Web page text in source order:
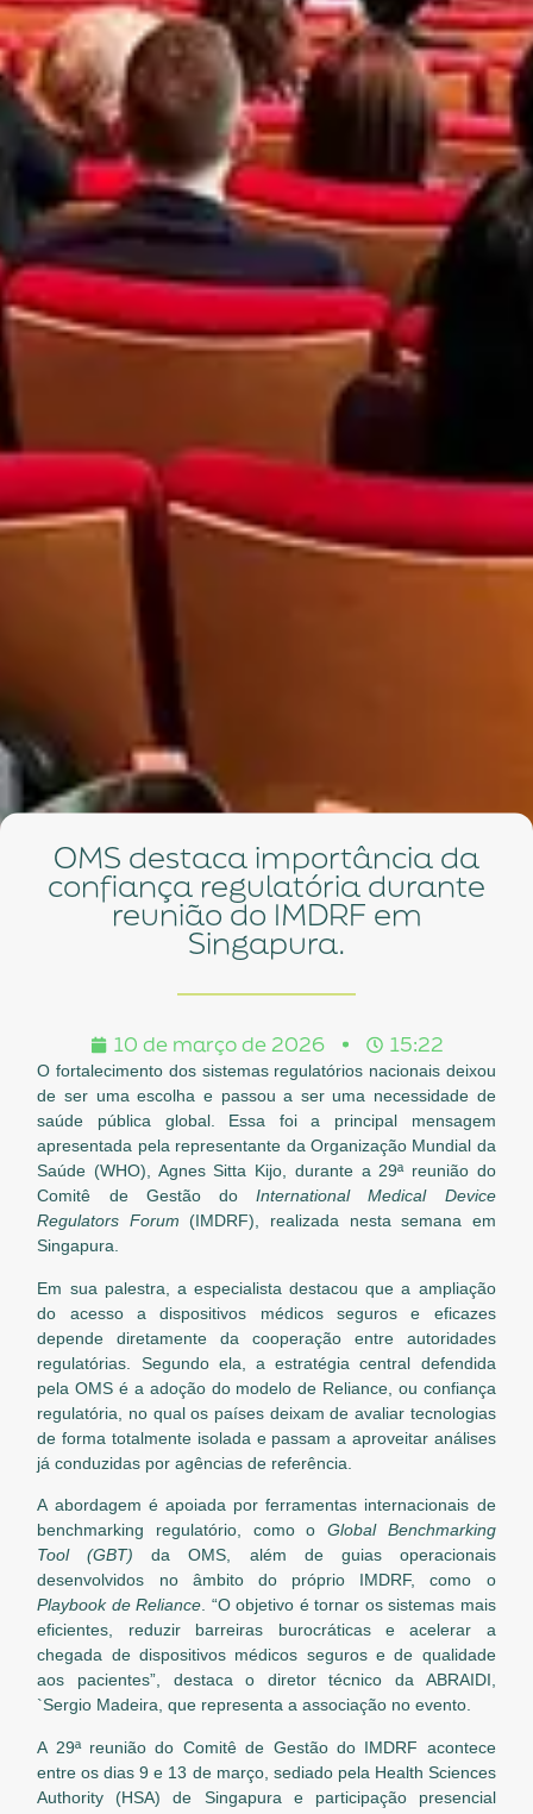
OMS destaca importância da
confiança regulatória durante
reunião do IMDRF em
Singapura.
10 de março de 2026 15:22
O fortalecimento dos sistemas regulatórios nacionais deixou
de ser uma escolha e passou a ser uma necessidade de
saúde pública global. Essa foi a principal mensagem
apresentada pela representante da Organização Mundial da
Saúde (WHO), Agnes Sitta Kijo, durante a 29ª reunião do
Comitê de Gestão doInternational Medical Device
Regulators Forum (IMDRF), realizada nesta semana em
Singapura.
Em sua palestra, a especialista destacou que a ampliação
do acesso a dispositivos médicos seguros e eficazes
depende diretamente da cooperação entre autoridades
regulatórias. Segundo ela, a estratégia central defendida
pela OMS é a adoção do modelo de Reliance, ou confiança
regulatória, no qual os países deixam de avaliar tecnologias
de forma totalmente isolada e passam a aproveitar análises
já conduzidas por agências de referência.
A abordagem é apoiada por ferramentas internacionais de
benchmarking regulatório, como o Global Benchmarking
Tool (GBT) da OMS, além de guias operacionais
desenvolvidos no âmbito do próprio IMDRF, como o
Playbook de Reliance. “O objetivo é tornar os sistemas mais
eficientes, reduzir barreiras burocráticas e acelerar a
chegada de dispositivos médicos seguros e de qualidade
aos pacientes”, destaca o diretor técnico da ABRAIDI,
`Sergio Madeira, que representa a associação no evento.
A 29ª reunião do Comitê de Gestão do IMDRF acontece
entre os dias 9 e 13 de março, sediado pela Health Sciences
Authority (HSA) de Singapura e participação presencial